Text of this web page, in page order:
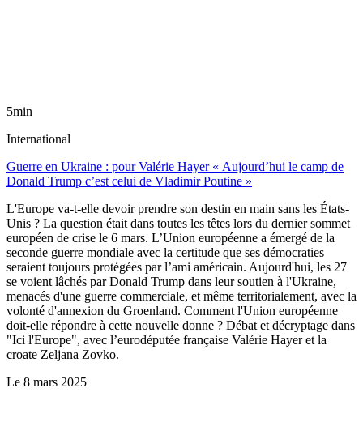
5min
International
Guerre en Ukraine : pour Valérie Hayer « Aujourd’hui le camp de
Donald Trump c’est celui de Vladimir Poutine »
L'Europe va-t-elle devoir prendre son destin en main sans les États-
Unis ? La question était dans toutes les têtes lors du dernier sommet
européen de crise le 6 mars. L’Union européenne a émergé de la
seconde guerre mondiale avec la certitude que ses démocraties
seraient toujours protégées par l’ami américain. Aujourd'hui, les 27
se voient lâchés par Donald Trump dans leur soutien à l'Ukraine,
menacés d'une guerre commerciale, et même territorialement, avec la
volonté d'annexion du Groenland. Comment l'Union européenne
doit-elle répondre à cette nouvelle donne ? Débat et décryptage dans
"Ici l'Europe", avec l’eurodéputée française Valérie Hayer et la
croate Zeljana Zovko.
Le 8 mars 2025